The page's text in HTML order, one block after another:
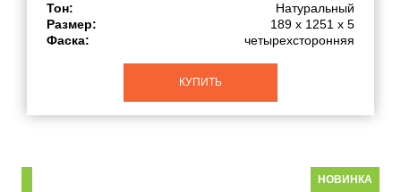
Тон:
Натуральный
Размер:
189 x 1251 x 5
Фаска:
четырехсторонняя
КУПИТЬ
НОВИНКА